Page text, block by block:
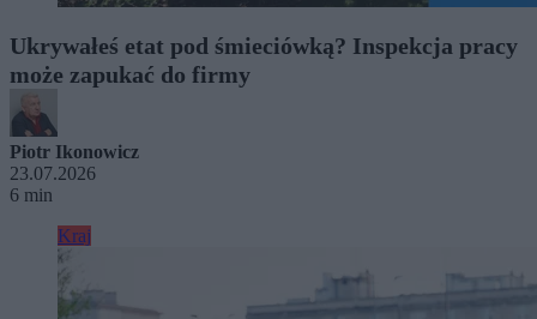
Ukrywałeś etat pod śmieciówką? Inspekcja pracy
może zapukać do firmy
Piotr Ikonowicz
23.07.2026
6 min
Kraj